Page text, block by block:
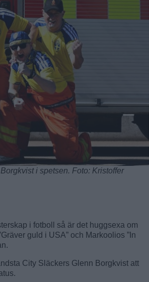
i spetsen. Foto: Kristoffer
i fotboll så är det huggsexa om
guld i USA” och Markoolios ”In
City Släckers Glenn Borgkvist att